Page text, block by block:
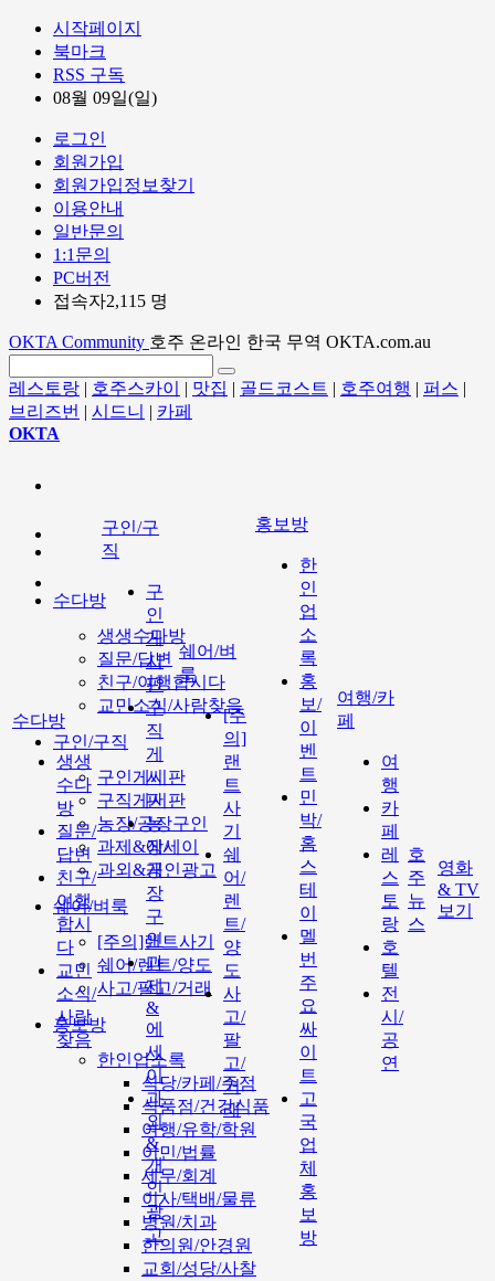
시작페이지
북마크
RSS 구독
08월 09일(일)
로그인
회원가입
회원가입정보찾기
이용안내
일반문의
1:1문의
PC버전
접속자2,115 명
OKTA Community 호주 온라인 한국 무역 OKTA.com.au
레스토랑 | 호주스카이 | 맛집 | 골드코스트 | 호주여행 | 퍼스 |
브리즈번 | 시드니 | 카페
OKTA
수다방
생생수다방
질문/답변
친구/여행합시다
교민소식/사람찾음
구인/구직
구인게시판
구직게시판
농장/공장구인
과제&에세이
과외&개인광고
쉐어/벼룩
[주의]랜트사기
쉐어/렌트/양도
사고/팔고/거래
홍보방
한인업소록
식당/카페/주점
식품점/건강식품
여행/유학/학원
이민/법률
세무/회계
이사/택배/물류
병원/치과
한의원/안경원
교회/성당/사찰
수다방
생생
수다
방
질문/
답변
친구/
여행
합시
다
교민
소식/
사람
찾음
구인/구
직
구
인
게
시
판
구
직
게
시
판
농
장/
공
장
구
인
과
제
&
에
세
이
과
외
&
개
인
광
고
쉐어/벼
룩
[주
의]
랜
트
사
기
쉐
어/
렌
트/
양
도
사
고/
팔
고/
거
래
홍보방
한
인
업
소
록
홍
보/
이
벤
트
민
박/
홈
스
테
이
멜
번
주
요
싸
이
트
고
국
업
체
홍
보
방
여행/카
페
여
행
카
페
레
스
토
랑
호
텔
전
시/
공
연
호
주
뉴
스
영화
& TV
보기